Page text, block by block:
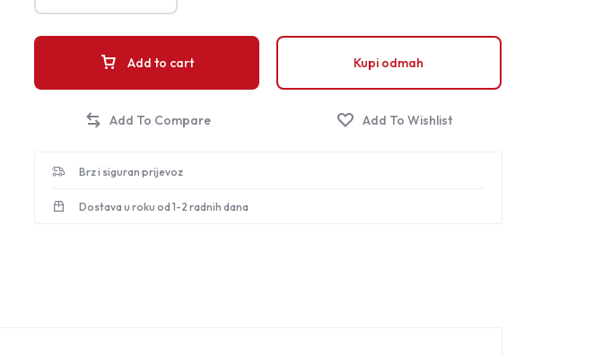
Add to cart Kupi odmah
Brz i siguran prijevoz
Dostava u roku od 1-2 radnih dana